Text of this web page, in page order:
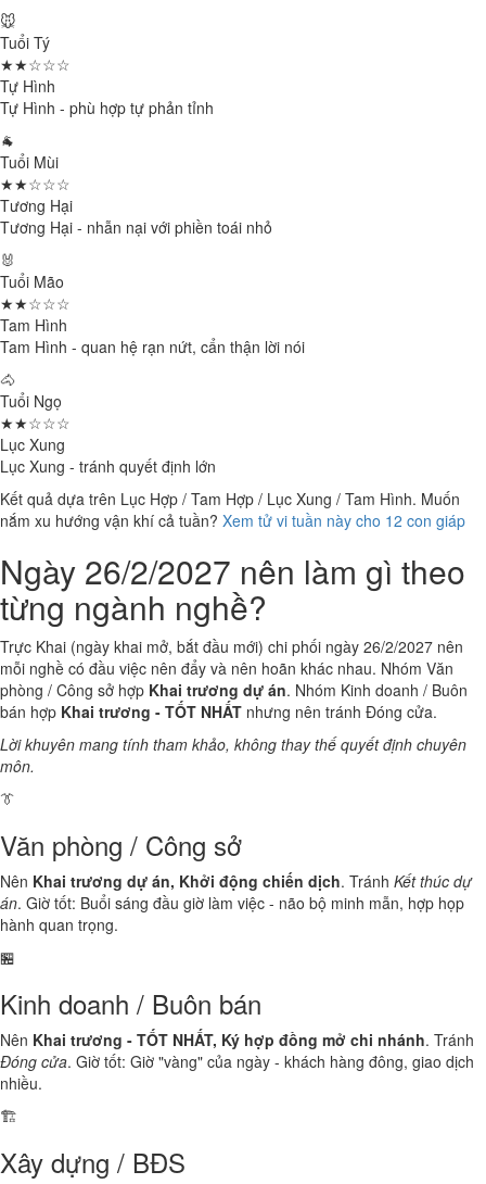
🐭
Tuổi Tý
★★☆☆☆
Tự Hình
Tự Hình - phù hợp tự phản tỉnh
🐐
Tuổi Mùi
★★☆☆☆
Tương Hại
Tương Hại - nhẫn nại với phiền toái nhỏ
🐰
Tuổi Mão
★★☆☆☆
Tam Hình
Tam Hình - quan hệ rạn nứt, cẩn thận lời nói
🐴
Tuổi Ngọ
★★☆☆☆
Lục Xung
Lục Xung - tránh quyết định lớn
Kết quả dựa trên Lục Hợp / Tam Hợp / Lục Xung / Tam Hình. Muốn
nắm xu hướng vận khí cả tuần? Xem tử vi tuần này cho 12 con giáp
Ngày 26/2/2027 nên làm gì theo
từng ngành nghề?
Trực Khai (ngày khai mở, bắt đầu mới) chi phối ngày 26/2/2027 nên
mỗi nghề có đầu việc nên đẩy và nên hoãn khác nhau. Nhóm Văn
phòng / Công sở hợp Khai trương dự án. Nhóm Kinh doanh / Buôn
bán hợp Khai trương - TỐT NHẤT nhưng nên tránh Đóng cửa.
Lời khuyên mang tính tham khảo, không thay thế quyết định chuyên
môn.
👔
Văn phòng / Công sở
Nên Khai trương dự án, Khởi động chiến dịch. Tránh Kết thúc dự
án. Giờ tốt: Buổi sáng đầu giờ làm việc - não bộ minh mẫn, hợp họp
hành quan trọng.
🏪
Kinh doanh / Buôn bán
Nên Khai trương - TỐT NHẤT, Ký hợp đồng mở chi nhánh. Tránh
Đóng cửa. Giờ tốt: Giờ "vàng" của ngày - khách hàng đông, giao dịch
nhiều.
🏗️
Xây dựng / BĐS